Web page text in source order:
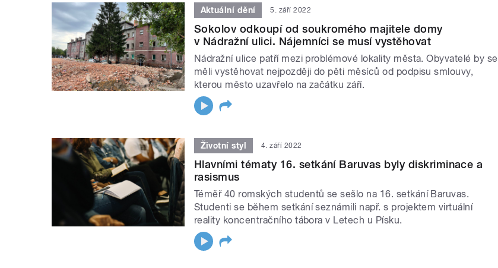
Aktuální dění 5. září 2022
Sokolov odkoupí od soukromého majitele domy
v Nádražní ulici. Nájemníci se musí vystěhovat
Nádražní ulice patří mezi problémové lokality města. Obyvatelé by se
měli vystěhovat nejpozději do pěti měsíců od podpisu smlouvy,
kterou město uzavřelo na začátku září.
Životní styl 4. září 2022
Hlavními tématy 16. setkání Baruvas byly diskriminace a
rasismus
Téměř 40 romských studentů se sešlo na 16. setkání Baruvas.
Studenti se během setkání seznámili např. s projektem virtuální
reality koncentračního tábora v Letech u Písku.